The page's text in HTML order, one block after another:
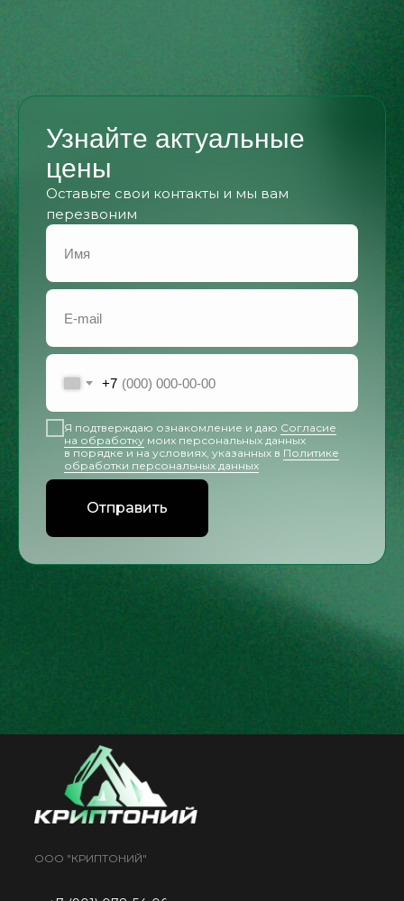
Узнайте актуальные
цены
Оставьте свои контакты и мы вам
перезвоним
+7
Я подтверждаю ознакомление и даю Согласие
на обработку моих персональных данных
в порядке и на условиях, указанных в Политике
обработки персональных данных
Отправить
ООО "КРИПТОНИЙ"